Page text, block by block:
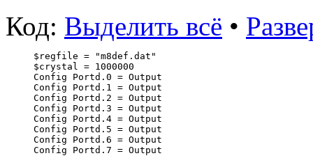
Код: Выделить всё •
$regfile =
$crystal =
Config Portd.0 =
Config Portd.1 =
Config Portd.2 =
Config Portd.3 =
Config Portd.4 =
Config Portd.5 =
Config Portd.6 =
Config Portd.7 =